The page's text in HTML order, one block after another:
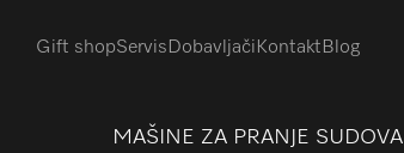
Gift shopServis Dobavljači Kontakt Blog
MAŠINE ZA PRANJE SUDOVA